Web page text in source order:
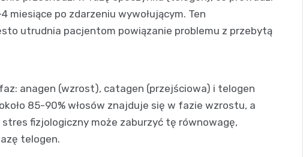
miesiące po zdarzeniu wywołującym. Ten
utrudnia pacjentom powiązanie problemu z przebytą
anagen (wzrost), catagen (przejściowa) i telogen
85-90% włosów znajduje się w fazie wzrostu, a
stres fizjologiczny może zaburzyć tę równowagę,
telogen.